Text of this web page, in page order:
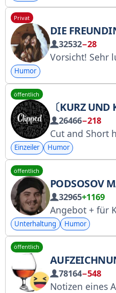
Privat
DIE
32532−28
Vorsicht! Sehr
Humor
öffentlich
〔KURZ UND
26466−218
Cut and Short hat keine weiteren Filialen [Ein
Einzeiler Humor
öffentlich
PODSOSOV
32965+1169
Angebot + für Kooperationsanfragen und
Unterhaltung Humor
öffentlich
78164−548
Notizen eines Alkoholikers machen jeden Tag zum Feiertag, fördern die